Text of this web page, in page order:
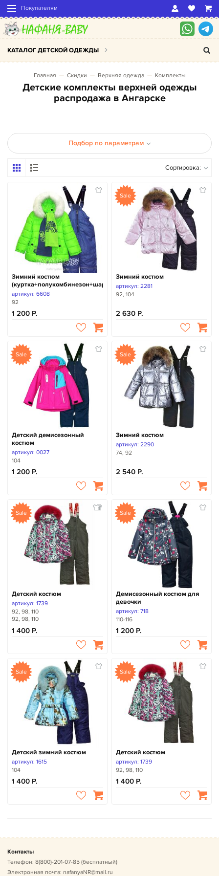
Покупателям
КАТАЛОГ ДЕТСКОЙ ОДЕЖДЫ
Главная Скидки Верхняя одежда Комплекты
Детские комплекты верхней одежды
распродажа в Ангарске
Подбор по параметрам
Сортировка:
Зимний костюм
(куртка+полукомбинезон+шарфик)
артикул: 6608
92
1 200
Sale
Зимний костюм
артикул: 2281
92, 104
2 630
Sale
Детский демисезонный
костюм
артикул: 0027
104
1 200
Sale
Зимний костюм
артикул: 2290
74, 92
2 540
Sale
Детский костюм
артикул: 1739
92, 98, 110
92, 98, 110
1 400
Sale
Демисезонный костюм для
девочки
артикул: 718
110-116
1 200
Sale
Детский зимний костюм
артикул: 1615
104
1 400
Sale
Детский костюм
артикул: 1739
92, 98, 110
1 400
Контакты
Телефон: 8(800)-201-07-85 (бесплатный)
Электронная почта: nafanyaNR@mail.ru